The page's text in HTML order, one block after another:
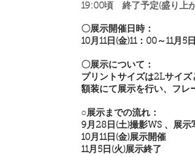
19:00頃 終了予定(盛り上
〇展示開催日時：
10月11日(金)11：00～11月5
〇展示について：
プリントサイズは2Lサイズ
額装にて展示を行い、フレ
○展示までの流れ：​​
9月28日(土)撮影WS 、展示
10月11日(金)展示開催
11月5日(火)展示終了